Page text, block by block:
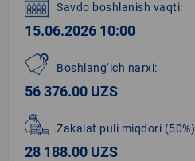
Savdo boshlanish vaqti:
15.06.2026 10:00
Boshlang‘ich narxi:
56 376.00 UZS
Zakalat puli miqdori (50%)
28 188.00 UZS